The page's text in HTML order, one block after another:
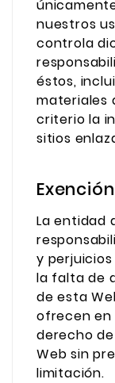
nuestros
controla
éstos,
materiales
criterio la
sitios
La entidad
y
la falta de
de esta
ofrecen en
derecho
Web sin
limitación.